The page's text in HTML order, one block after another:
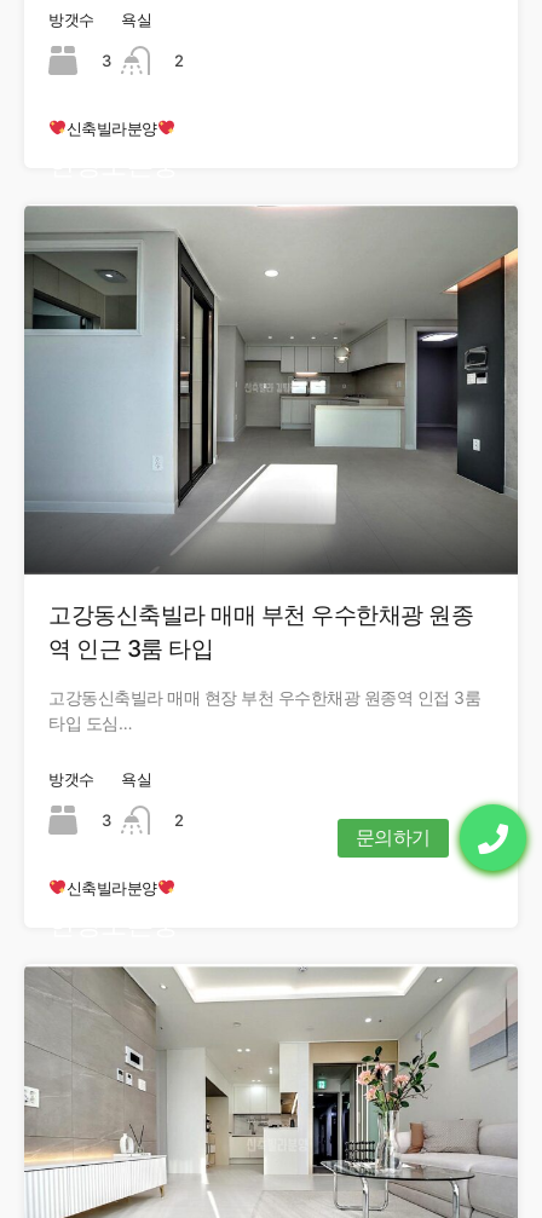
방갯수
3
욕실
2
신축빌라분양
고강동신축빌라 매매 부천 우수한채광 원종
역 인근 3룸 타입
고강동신축빌라 매매 현장 부천 우수한채광 원종역 인접 3룸
타입 도심…
방갯수
3
욕실
2
신축빌라분양